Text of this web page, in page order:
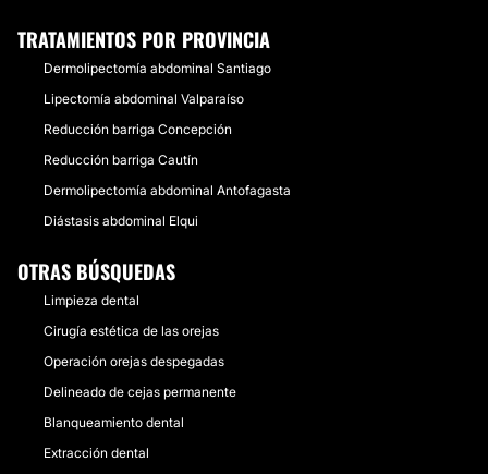
TRATAMIENTOS POR PROVINCIA
Dermolipectomía abdominal Santiago
Lipectomía abdominal Valparaíso
Reducción barriga Concepción
Reducción barriga Cautín
Dermolipectomía abdominal Antofagasta
Diástasis abdominal Elqui
OTRAS BÚSQUEDAS
Limpieza dental
Cirugía estética de las orejas
Operación orejas despegadas
Delineado de cejas permanente
Blanqueamiento dental
Extracción dental